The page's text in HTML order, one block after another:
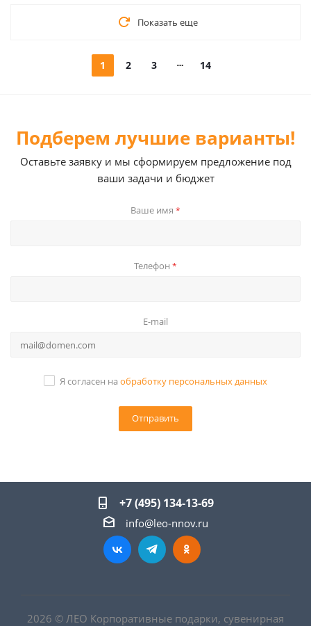
Показать еще
1 2 3 14
Подберем лучшие варианты!
Оставьте заявку и мы сформируем предложение под
ваши задачи и бюджет
Ваше имя *
Телефон *
E-mail
Я согласен на обработку персональных данных
+7 (495) 134-13-69
info@leo-nnov.ru
2026 © ЛЕО Корпоративные подарки, сувенирная